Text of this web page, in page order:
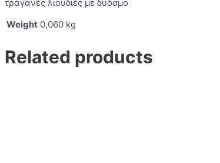
τραγανές λιουδιές με δυόσμο
Weight 0,060 kg
Related products